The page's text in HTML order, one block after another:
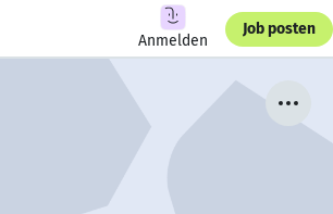
Anmelden
Job posten